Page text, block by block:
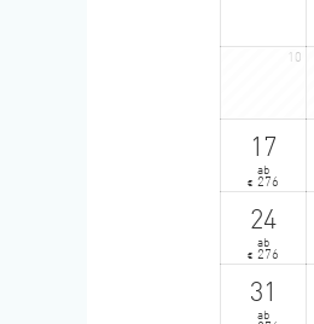
10
17
ab
€ 276
24
ab
€ 276
31
ab